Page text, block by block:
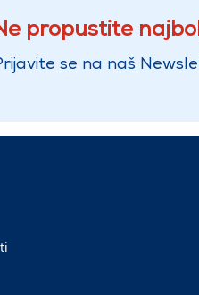
propustite
se na naš